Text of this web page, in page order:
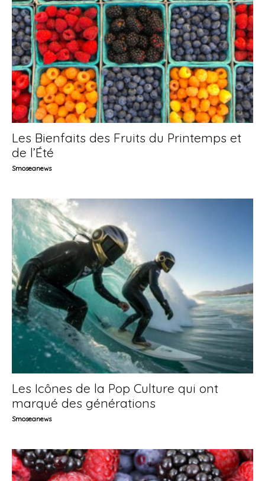
Les Bienfaits des Fruits du Printemps et
de l’Été
Smoseanews
Les Icônes de la Pop Culture qui ont
marqué des générations
Smoseanews